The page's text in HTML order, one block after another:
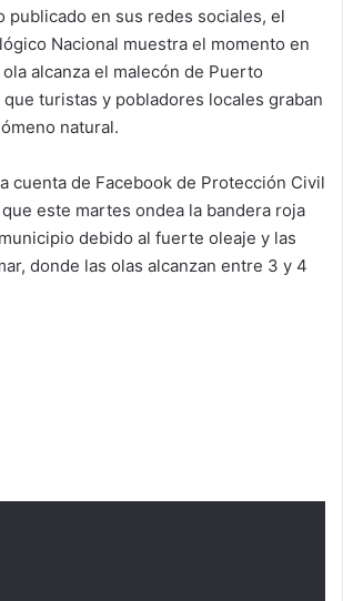
publicado en sus redes sociales, el
Nacional muestra el momento en
alcanza el malecón de Puerto
turistas y pobladores locales graban
natural.
cuenta de Facebook de Protección Civil
este martes ondea la bandera roja
debido al fuerte oleaje y las
donde las olas alcanzan entre 3 y 4